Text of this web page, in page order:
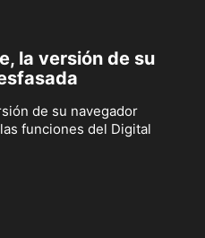
la versión de su
de su navegador
funciones del Digital